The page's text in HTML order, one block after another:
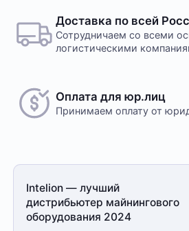
Оплата производится в офисе
в кассу компании. Доступна
службы доставки при получении
Это единственный способ
заказ оформляется на
При получении заказа
доверенность от организации-
Доставка по всей
Сотрудничаем со всеми
логистическими
Оплата для юр.лиц
Принимаем оплату от
Intelion — лучший
дистрибьютер майнингового
оборудования 2024